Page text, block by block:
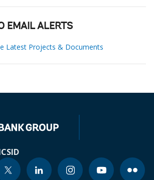
EMAIL ALERTS
Latest Projects & Documents